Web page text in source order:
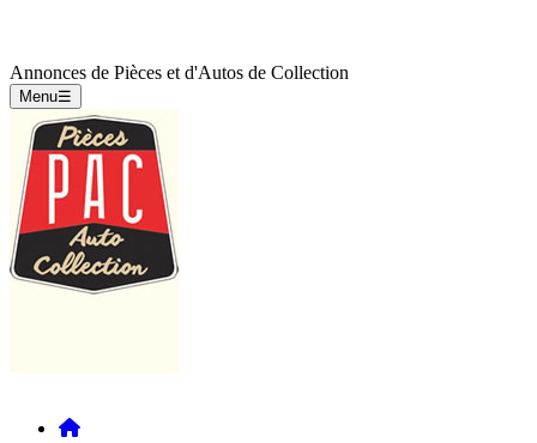
Annonces de Pièces et d'Autos de Collection
Menu☰